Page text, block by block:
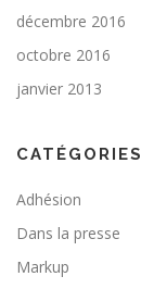
décembre 2016
octobre 2016
janvier 2013
CATÉGORIES
Adhésion
Dans la presse
Markup